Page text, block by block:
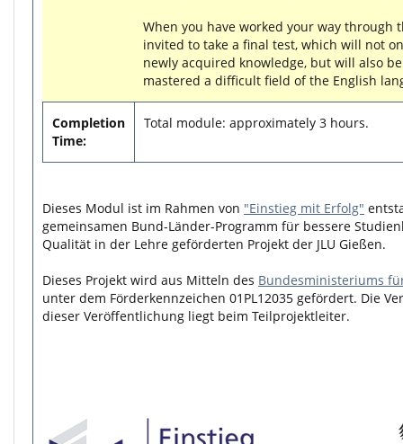
When you have worked your way through
invited to take a final test, which will not
newly acquired knowledge, but will also
mastered a difficult field of the English
Completion
Time:
Total module: approximately 3 hours.
Dieses Modul ist im Rahmen von "Einstieg mit Erfolg"
gemeinsamen Bund-Länder-Programm für bessere
Qualität in der Lehre geförderten Projekt der JLU Gießen.
Dieses Projekt wird aus Mitteln des Bundesministeriums
unter dem Förderkennzeichen 01PL12035 gefördert. Die
dieser Veröffentlichung liegt beim Teilprojektleiter.